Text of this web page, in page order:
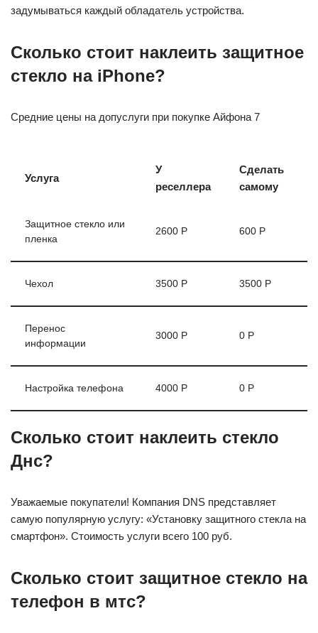
задумываться каждый обладатель устройства.
Сколько стоит наклеить защитное
стекло на iPhone?
Средние цены на допуслуги при покупке Айфона 7
Услуга
У
реселлера
Сделать
самому
Защитное стекло или
пленка
2600 Р 600 Р
Чехол 3500 Р 3500 Р
Перенос
информации
3000 Р 0 Р
Настройка телефона 4000 Р 0 Р
Сколько стоит наклеить стекло
Днс?
Уважаемые покупатели! Компания DNS представляет
самую популярную услугу: «Установку защитного стекла на
смартфон». Стоимость услуги всего 100 руб.
Сколько стоит защитное стекло на
телефон в мтс?